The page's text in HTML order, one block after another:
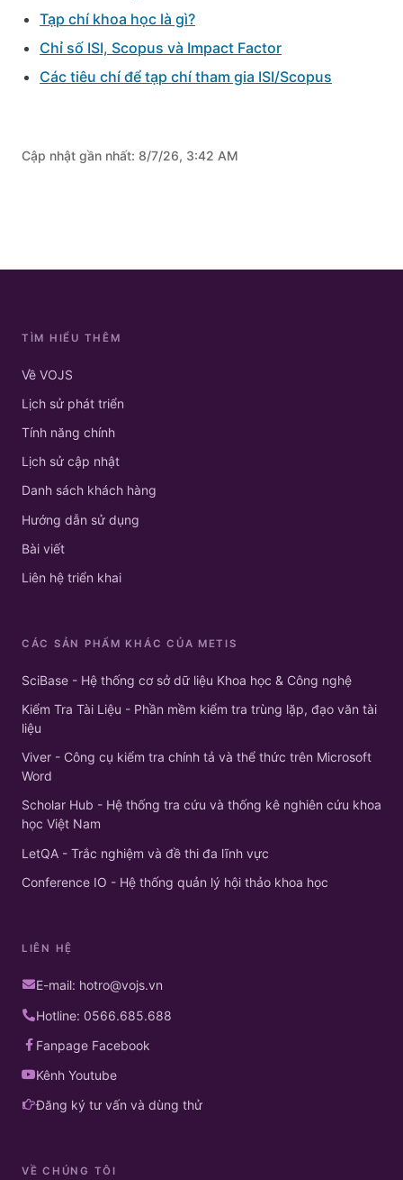
Tạp chí khoa học là gì?
Chỉ số ISI, Scopus và Impact Factor
Các tiêu chí để tạp chí tham gia ISI/Scopus
Cập nhật gần nhất: 8/7/26, 3:42 AM
TÌM HIỂU THÊM
Về VOJS
Lịch sử phát triển
Tính năng chính
Lịch sử cập nhật
Danh sách khách hàng
Hướng dẫn sử dụng
Bài viết
Liên hệ triển khai
CÁC SẢN PHẨM KHÁC CỦA METIS
SciBase - Hệ thống cơ sở dữ liệu Khoa học & Công nghệ
Kiểm Tra Tài Liệu - Phần mềm kiểm tra trùng lặp, đạo văn tài
liệu
Viver - Công cụ kiểm tra chính tả và thể thức trên Microsoft
Word
Scholar Hub - Hệ thống tra cứu và thống kê nghiên cứu khoa
học Việt Nam
LetQA - Trắc nghiệm và đề thi đa lĩnh vực
Conference IO - Hệ thống quản lý hội thảo khoa học
LIÊN HỆ
E-mail: hotro@vojs.vn
Hotline: 0566.685.688
Fanpage Facebook
Kênh Youtube
Đăng ký tư vấn và dùng thử
VỀ CHÚNG TÔI